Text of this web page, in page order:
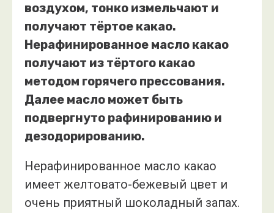
воздухом, тонко измельчают и
получают тёртое какао.
Нерафинированное масло какао
получают из тёртого какао
методом горячего прессования.
Далее масло может быть
подвергнуто рафинированию и
дезодорированию.
Нерафинированное масло какао
имеет желтовато-бежевый цвет и
очень приятный шоколадный запах.